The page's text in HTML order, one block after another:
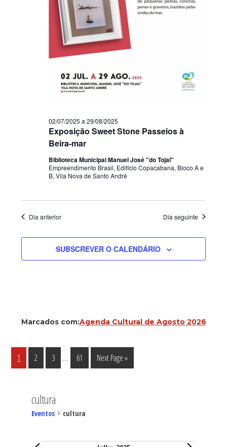
Exposição Sweet Stone Passeios à
Beira-mar
02/07/2025 a 29/08/2025
Biblioteca Municipal Manuel José "do Tojal"
Empreendimento Brasil, Edifício Copacabana, Bloco A e
B, Vila Nova de Santo André
Dia anterior Dia seguinte
SUBSCREVER O CALENDÁRIO
Marcados com:Agenda Cultural de Agosto 2026
Página
1 Página
2 Página
3
Interim
pages
… Página
61
Go
to
Next Page »
cultura
Eventos cultura